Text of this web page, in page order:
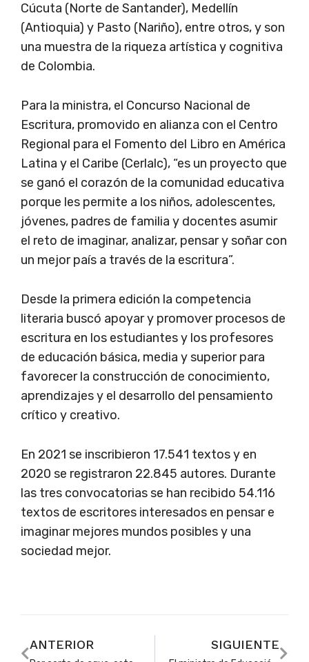
Cúcuta (Norte de Santander), Medellín
(Antioquia) y Pasto (Nariño), entre otros, y son
una muestra de la riqueza artística y cognitiva
de Colombia.
Para la ministra, el Concurso Nacional de
Escritura, promovido en alianza con el Centro
Regional para el Fomento del Libro en América
Latina y el Caribe (Cerlalc), “es un proyecto que
se ganó el corazón de la comunidad educativa
porque les permite a los niños, adolescentes,
jóvenes, padres de familia y docentes asumir
el reto de imaginar, analizar, pensar y soñar con
un mejor país a través de la escritura”.
Desde la primera edición la competencia
literaria buscó apoyar y promover procesos de
escritura en los estudiantes y los profesores
de educación básica, media y superior para
favorecer la construcción de conocimiento,
aprendizajes y el desarrollo del pensamiento
crítico y creativo.
En 2021 se inscribieron 17.541 textos y en
2020 se registraron 22.845 autores. Durante
las tres convocatorias se han recibido 54.116
textos de escritores interesados en pensar e
imaginar mejores mundos posibles y una
sociedad mejor.
ANTERIOR SIGUIENTE